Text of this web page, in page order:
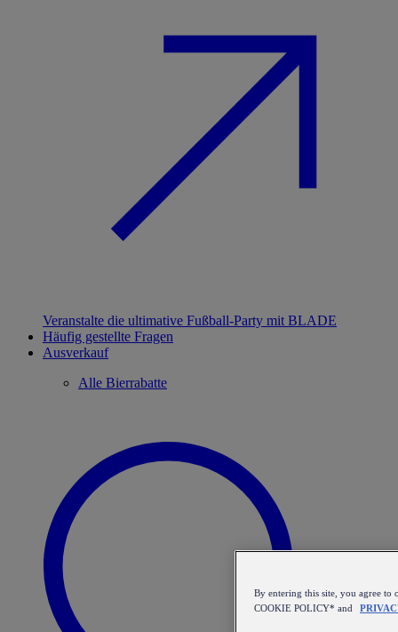
Veranstalte die ultimative Fußball-Party mit BLADE
Häufig gestellte Fragen
Ausverkauf
Alle Bierrabatte
By entering this site, you agree to
COOKIE POLICY* and